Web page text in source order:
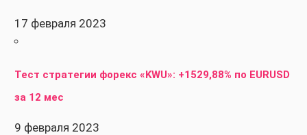
17 февраля 2023
Тест стратегии форекс «KWU»: +1529,88% по EURUSD
за 12 мес
9 февраля 2023